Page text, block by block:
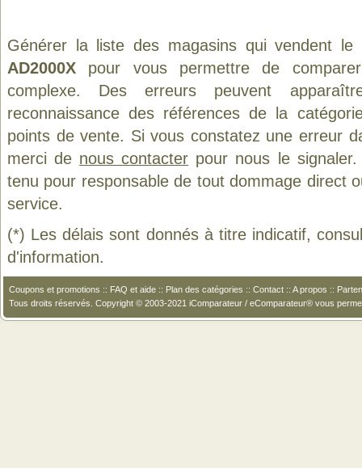
Générer la liste des magasins qui vendent
AD2000X pour vous permettre de
complexe. Des erreurs peuvent
reconnaissance des références de la
points de vente. Si vous constatez une erreur
merci de nous contacter pour nous le
tenu pour responsable de tout dommage direct
service.
(*) Les délais sont donnés à titre indicatif,
d'information.
Coupons et promotions :: FAQ et aide :: Plan des catégories :: Contact :: A propos ::
Tous droits réservés. Copyright © 2003-2021 iComparateur / eComparateur® vous